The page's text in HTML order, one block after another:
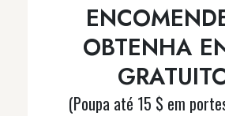
OBTENHA
(Poupa até 15 $ em